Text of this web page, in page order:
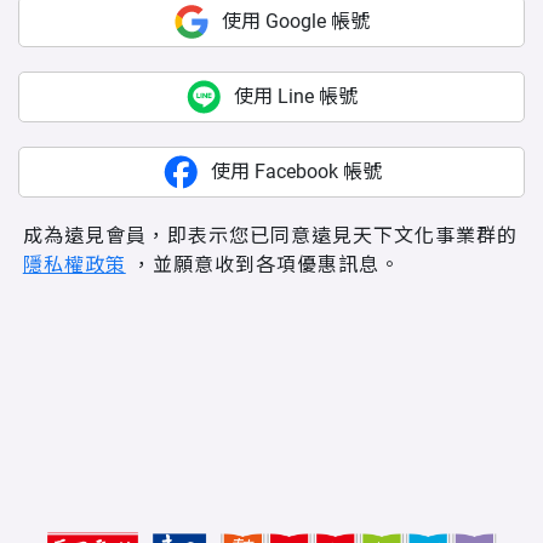
使用 Google 帳號
使用 Line 帳號
使用 Facebook 帳號
成為遠見會員，即表示您已同意遠見天下文化事業群的
隱私權政策 ，並願意收到各項優惠訊息。